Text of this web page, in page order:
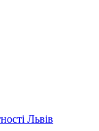
Львів